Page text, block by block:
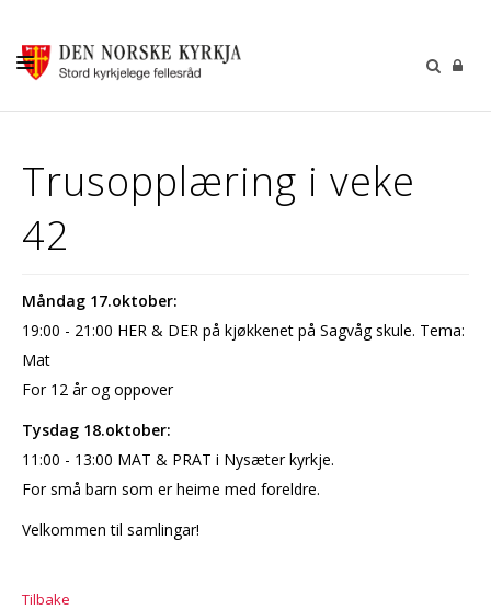
GUDSTENESTER
DÅP VIGSEL GRAVFERD
SOKNERÅDA
KONTAKT OSS
GI EI GÅVE
Trusopplæring i veke
42
Måndag 17.oktober:
19:00 - 21:00 HER & DER på kjøkkenet på Sagvåg skule. Tema:
Mat
For 12 år og oppover
Tysdag 18.oktober:
11:00 - 13:00 MAT & PRAT i Nysæter kyrkje.
For små barn som er heime med foreldre.
Velkommen til samlingar!
Tilbake